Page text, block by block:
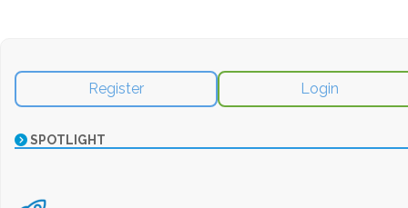
Register Login
SPOTLIGHT